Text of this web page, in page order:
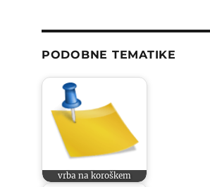
PODOBNE TEMATIKE
vrba na koroškem